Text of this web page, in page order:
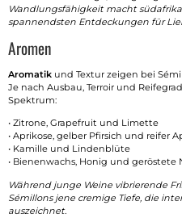
Wandlungsfähigkeit macht
spannendsten Entdeckungen für
Aromen
Aromatik und Textur zeigen bei
Je nach Ausbau, Terroir und
Spektrum:
• Zitrone, Grapefruit und Limette
• Aprikose, gelber Pfirsich und reifer
• Kamille und Lindenblüte
• Bienenwachs, Honig und
Während junge Weine vibrierende
Sémillons jene cremige Tiefe, die
auszeichnet.